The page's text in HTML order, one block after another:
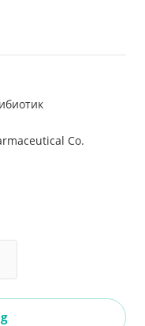
Co.